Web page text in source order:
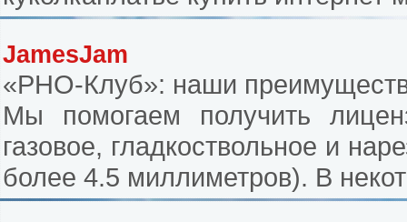
JamesJam
«РНО-Клуб»: наши
Мы помогаем получить
газовое, гладкоствольное и
более 4.5 миллиметров). В